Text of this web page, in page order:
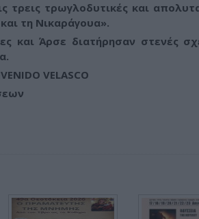
τρεις τρωγλοδυτικές και
τη Νικαράγουα».
και Άρσε διατήρησαν στενές
VELASCO